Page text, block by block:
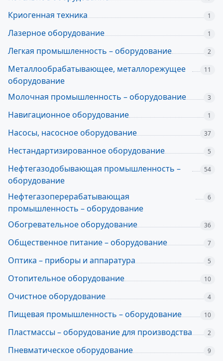
Криогенная техника 1
Лазерное оборудование 1
Легкая промышленность – оборудование 2
Металлообрабатывающее, металлорежущее
оборудование
11
Молочная промышленность – оборудование 3
Навигационное оборудование 1
Насосы, насосное оборудование 37
Нестандартизированное оборудование 5
Нефтегазодобывающая промышленность –
оборудование
54
Нефтегазоперерабатывающая
промышленность – оборудование
6
Обогревательное оборудование 36
Общественное питание – оборудование 7
Оптика – приборы и аппаратура 5
Отопительное оборудование 10
Очистное оборудование 4
Пищевая промышленность – оборудование 10
Пластмассы – оборудование для производства 2
Пневматическое оборудование 9